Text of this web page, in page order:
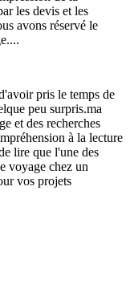
les devis et les
avons réservé le
pris le temps de
peu surpris.ma
et des recherches
à la lecture
lire que l'une des
voyage chez un
vos projets